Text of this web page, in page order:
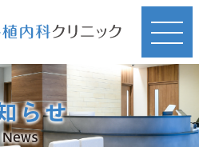
らせ
News